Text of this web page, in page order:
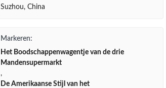
Suzhou, China
Markeren:
Het Boodschappenwagentje van de drie
Mandensupermarkt
,
De Amerikaanse Stijl van het